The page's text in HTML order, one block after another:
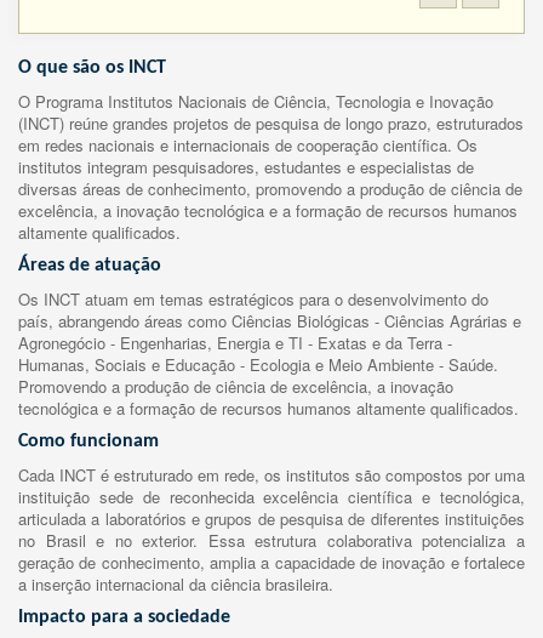
O que são os INCT
O Programa Institutos Nacionais de Ciência, Tecnologia e Inovação
(INCT) reúne grandes projetos de pesquisa de longo prazo, estruturados
em redes nacionais e internacionais de cooperação científica. Os
institutos integram pesquisadores, estudantes e especialistas de
diversas áreas de conhecimento, promovendo a produção de ciência de
excelência, a inovação tecnológica e a formação de recursos humanos
altamente qualificados.
Áreas de atuação
Os INCT atuam em temas estratégicos para o desenvolvimento do
país, abrangendo áreas como Ciências Biológicas - Ciências Agrárias e
Agronegócio - Engenharias, Energia e TI - Exatas e da Terra -
Humanas, Sociais e Educação - Ecologia e Meio Ambiente - Saúde.
Promovendo a produção de ciência de excelência, a inovação
tecnológica e a formação de recursos humanos altamente qualificados.
Como funcionam
Cada INCT é estruturado em rede, os institutos são compostos por uma
instituição sede de reconhecida excelência científica e tecnológica,
articulada a laboratórios e grupos de pesquisa de diferentes instituições
no Brasil e no exterior. Essa estrutura colaborativa potencializa a
geração de conhecimento, amplia a capacidade de inovação e fortalece
a inserção internacional da ciência brasileira.
Impacto para a sociedade